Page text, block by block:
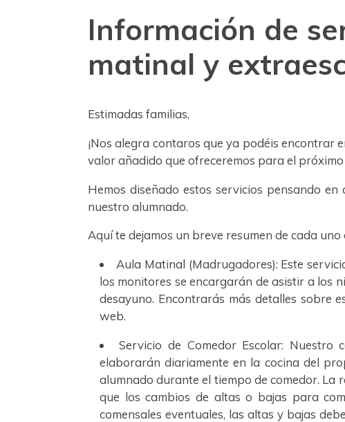
Información de
matinal y
Estimadas familias,
¡Nos alegra contaros que ya podéis encontrar
valor añadido que ofreceremos para el
Hemos diseñado estos servicios pensando
nuestro alumnado.
Aquí te dejamos un breve resumen de cada uno
Aula Matinal (Madrugadores): Este
los monitores se encargarán de asistir a los
desayuno. Encontrarás más detalles
web.
Servicio de Comedor Escolar: Nuestro
elaborarán diariamente en la cocina del
alumnado durante el tiempo de comedor. La
que los cambios de altas o bajas para
comensales eventuales, las altas y bajas